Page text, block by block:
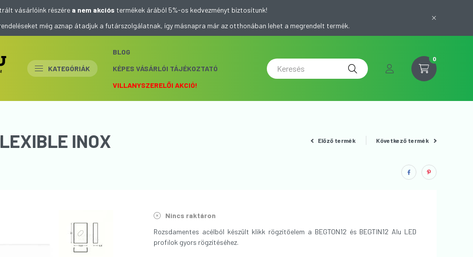
vásárlóink részére a nem akciós termékek árából 5%-os kedvezményt biztosítunk!
még aznap átadjuk a futárszolgálatnak, így másnapra már az otthonában lehet a megrendelt termék.
KATEGÓRIÁK
BLOG
KÉPES VÁSÁRLÓI TÁJÉKOZTATÓ
VILLANYSZERELŐI AKCIÓ!
0
Előző termék Következő termék
INOX
Nincs raktáron
Rozsdamentes acélból készült klikk rögzítőelem a BEGTON12 és BEGTIN12 Alu LED
profilok gyors rögzítéséhez.